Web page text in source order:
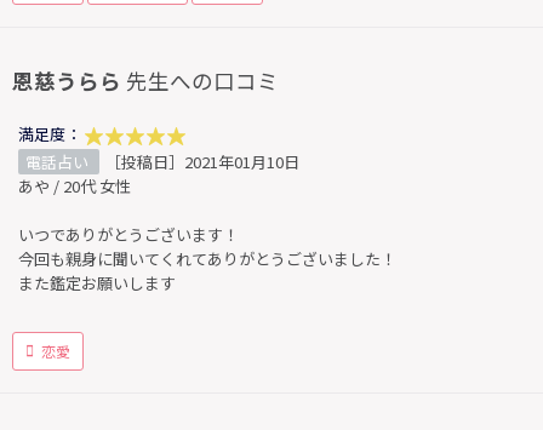
恩慈うらら 先生への口コミ
満足度：
電話占い
［投稿日］2021年01月10日
あや / 20代 女性
いつでありがとうございます！
今回も親身に聞いてくれてありがとうございました！
また鑑定お願いします
恋愛